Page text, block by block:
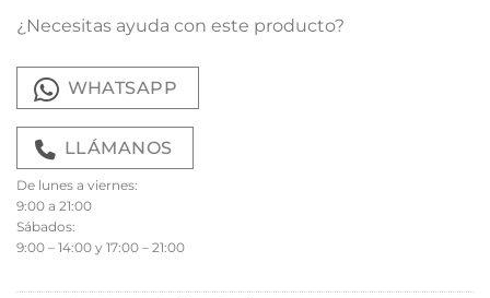
¿Necesitas ayuda con este producto?
WHATSAPP
LLÁMANOS
De lunes a viernes:
9:00 a 21:00
Sábados:
9:00 – 14:00 y 17:00 – 21:00